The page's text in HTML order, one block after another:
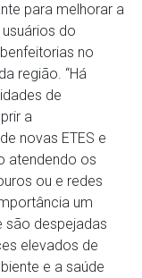
para melhorar a
do
no
região. “Há
de
a
novas ETES e
atendendo os
ou e redes
um
são despejadas
elevados de
e a saúde